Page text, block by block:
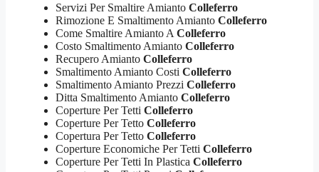
Servizi Per Smaltire Amianto Colleferro
Rimozione E Smaltimento Amianto Colleferro
Come Smaltire Amianto A Colleferro
Costo Smaltimento Amianto Colleferro
Recupero Amianto Colleferro
Smaltimento Amianto Costi Colleferro
Smaltimento Amianto Prezzi Colleferro
Ditta Smaltimento Amianto Colleferro
Coperture Per Tetti Colleferro
Coperture Per Tetto Colleferro
Copertura Per Tetto Colleferro
Coperture Economiche Per Tetti Colleferro
Coperture Per Tetti In Plastica Colleferro